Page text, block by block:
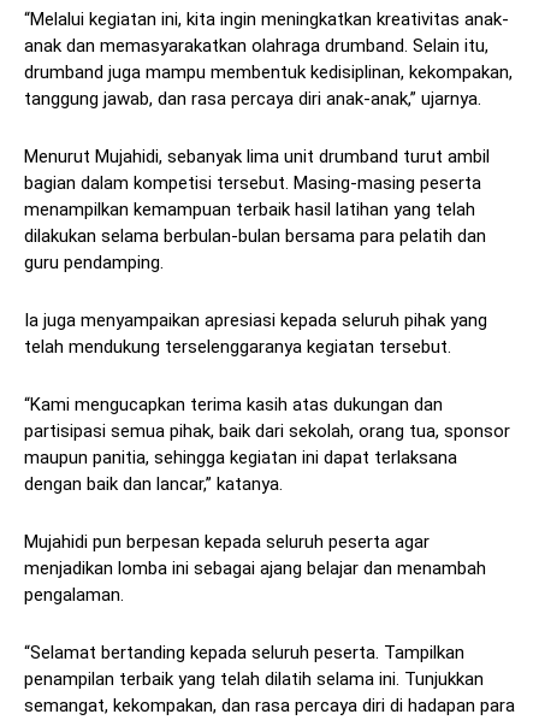
“Melalui kegiatan ini, kita ingin meningkatkan kreativitas anak-
anak dan memasyarakatkan olahraga drumband. Selain itu,
drumband juga mampu membentuk kedisiplinan, kekompakan,
tanggung jawab, dan rasa percaya diri anak-anak,” ujarnya.
Menurut Mujahidi, sebanyak lima unit drumband turut ambil
bagian dalam kompetisi tersebut. Masing-masing peserta
menampilkan kemampuan terbaik hasil latihan yang telah
dilakukan selama berbulan-bulan bersama para pelatih dan
guru pendamping.
Ia juga menyampaikan apresiasi kepada seluruh pihak yang
telah mendukung terselenggaranya kegiatan tersebut.
“Kami mengucapkan terima kasih atas dukungan dan
partisipasi semua pihak, baik dari sekolah, orang tua, sponsor
maupun panitia, sehingga kegiatan ini dapat terlaksana
dengan baik dan lancar,” katanya.
Mujahidi pun berpesan kepada seluruh peserta agar
menjadikan lomba ini sebagai ajang belajar dan menambah
pengalaman.
“Selamat bertanding kepada seluruh peserta. Tampilkan
penampilan terbaik yang telah dilatih selama ini. Tunjukkan
semangat, kekompakan, dan rasa percaya diri di hadapan para